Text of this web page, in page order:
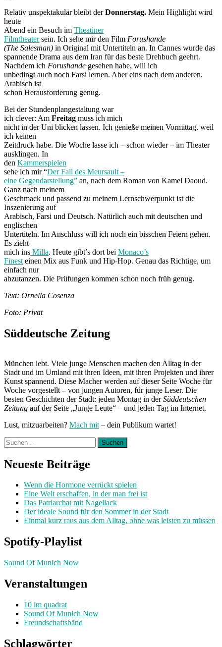
Relativ unspektakulär bleibt derDonnerstag. Mein Highlight wird
heute
Abend ein Besuch im Theatiner
Filmtheatersein. Ich sehe mir den Film Forushande
(The Salesman) in Original mit Untertiteln an. In Cannes wurde das
spannende Drama aus dem Iran für das beste Drehbuch geehrt.
Nachdem ich Forushande gesehen habe, will ich
unbedingt auch noch Farsi lernen. Aber eins nach dem anderen.
Arabisch ist
schon Herausforderung genug.
Bei der Stundenplangestaltung war
ich clever: Am Freitag muss ich mich
nicht in der Uni blicken lassen. Ich genieße meinen Vormittag, weil
ich keinen
Zeitdruck habe. Die Woche lasse ich – schon wieder – im Theater
ausklingen. In
den Kammerspielen
sehe ich mir “Der Fall des Meursault –
eine Gegendarstellung” an, nach dem Roman von Kamel Daoud.
Ganz nach meinem
Geschmack und passend zu meinem Lernschwerpunkt ist die
Inszenierung auf
Arabisch, Farsi und Deutsch. Natürlich auch mit deutschen und
englischen
Untertiteln. Im Anschluss will ich noch ein bisschen Feiern gehen.
Es zieht
mich ins Milla. Heute gibt’s dort bei Monaco’s
Finest einen Mix aus Funk und Hip-Hop. Genau das Richtige, um
einfach nur
abzutanzen. Die Prüfungen kommen schon noch früh genug.
Text: Ornella Cosenza
Foto: Privat
Süddeutsche Zeitung
München lebt. Viele junge Menschen machen den Alltag in der
Stadt und im Umland mit ihren Ideen, mit ihren Projekten und ihrer
Kunst spannend. Diese Macher werden auf dieser Seite Woche für
Woche vorgestellt – von jungen Autoren, für junge Leser. Die
besten Geschichten der Stadt: jeden Montag in derSüddeutschen
Zeitung auf der Seite „Junge Leute“ – und jeden Tag im Internet.
Lust, mitzuarbeiten? Mach mit – dein Publikum wartet!
Suchen
nach:
Neueste Beiträge
Wenn die Hormone verrückt spielen
Eine Welt erschaffen, in der man frei ist
Das Patriarchat mit Nagellack
Der ideale Sound für den Sommer in der Stadt
Einmal kurz raus aus dem Alltag, ohne was leisten zu müssen
Spotify-Playlist
Sound Of Munich Now
Veranstaltungen
10 im quadrat
Sound Of Munich Now
Freundschaftsbänd
Schlagwörter